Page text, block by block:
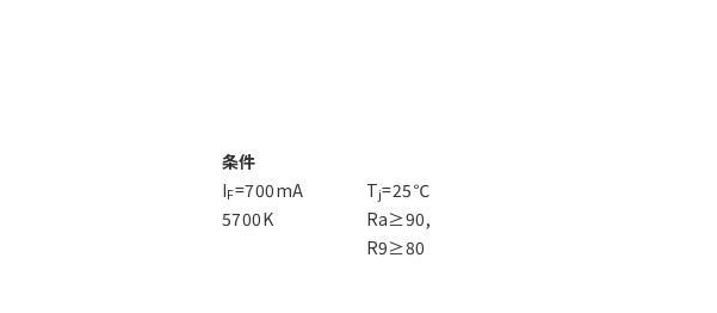
条件
IF=700mA Tj=25℃
5700K
Ra≥90,
R9≥80